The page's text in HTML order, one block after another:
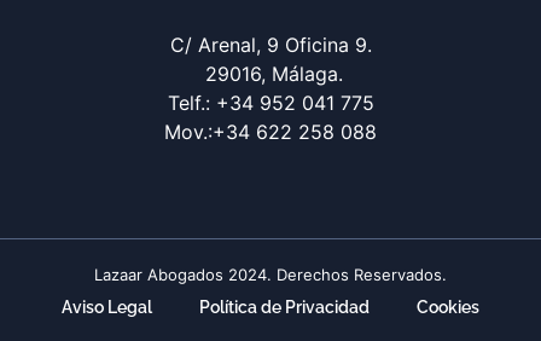
C/ Arenal, 9 Oficina 9.
29016, Málaga.
Telf.: +34 952 041 775
Mov.:+34 622 258 088
Lazaar Abogados 2024. Derechos Reservados.
Aviso Legal
Política de Privacidad Cookies